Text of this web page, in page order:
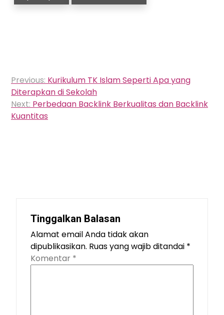
Navigasi
pos
Previous: Kurikulum TK Islam Seperti Apa yang
Diterapkan di Sekolah
Next: Perbedaan Backlink Berkualitas dan Backlink
Kuantitas
Tinggalkan Balasan
Alamat email Anda tidak akan
dipublikasikan. Ruas yang wajib ditandai *
Komentar *